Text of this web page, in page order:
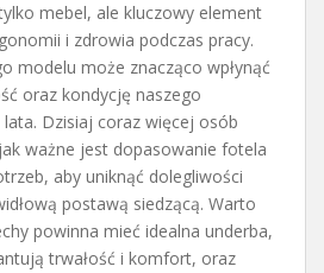
mebel, ale kluczowy element
i zdrowia podczas pracy.
modelu może znacząco wpłynąć
oraz kondycję naszego
lata. Dzisiaj coraz więcej osób
ważne jest dopasowanie fotela
aby uniknąć dolegliwości
postawą siedzącą. Warto
powinna mieć idealna underba,
trwałość i komfort, oraz